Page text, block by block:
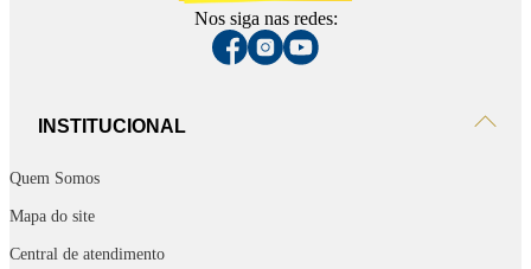
Nos siga nas redes:
INSTITUCIONAL
Quem Somos
Mapa do site
Central de atendimento